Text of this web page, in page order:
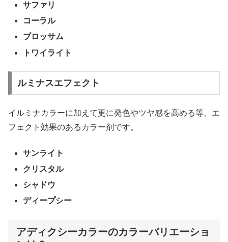
サファリ
コーラル
ブロッサム
トワイライト
ルミナスエフェクト
イルミナカラーに加えて更に発色やツヤ感を高める等、エ
フェクト効果のあるカラー剤です。
サンライト
クリスタル
シャドウ
ディープシー
アディクシーカラーのカラーバリエーショ